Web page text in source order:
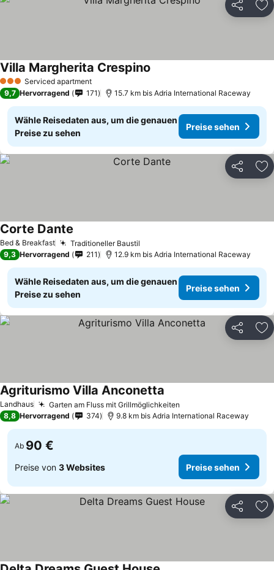
Teilen
3 SterneServiced apartment
Villa Margherita Crespino
9,7 Hervorragend 171 15.7 km bis Adria International Raceway
Wähle Reisedaten aus, um die genauen
Preise zu sehen
Preise sehen
Teilen
Bed & Breakfast Traditioneller Baustil
Corte Dante
9,3 Hervorragend 211 12.9 km bis Adria International Raceway
Wähle Reisedaten aus, um die genauen
Preise zu sehen
Preise sehen
Teilen
Landhaus Garten am Fluss mit Grillmöglichkeiten
Agriturismo Villa Anconetta
8,8 Hervorragend 374 9.8 km bis Adria International Raceway
Ab 90 €
Preise von 3 Websites Preise sehen
Teilen